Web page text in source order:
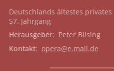
Deutschlands ältestes privates
57. Jahrgang
Herausgeber: Peter Bilsing
Kontakt: opera@e.mail.de